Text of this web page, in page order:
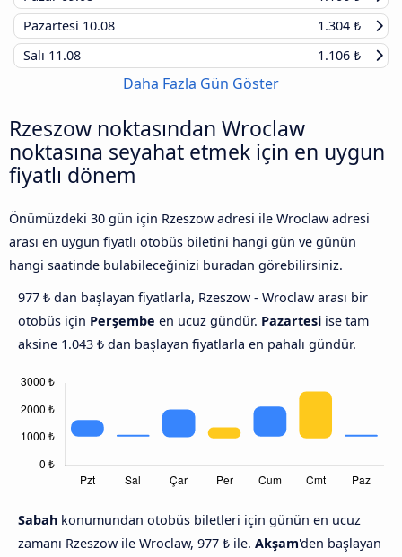
Pazartesi 10.08
1.304 ₺
Salı 11.08 1.106 ₺
Daha Fazla Gün Göster
Rzeszow noktasından Wroclaw
noktasına seyahat etmek için en uygun
fiyatlı dönem
Önümüzdeki 30 gün için Rzeszow adresi ile Wroclaw adresi
arası en uygun fiyatlı otobüs biletini hangi gün ve günün
hangi saatinde bulabileceğinizi buradan görebilirsiniz.
977 ₺ dan başlayan fiyatlarla, Rzeszow - Wroclaw arası bir
otobüs için Perşembe en ucuz gündür. Pazartesi ise tam
aksine 1.043 ₺ dan başlayan fiyatlarla en pahalı gündür.
Sabah konumundan otobüs biletleri için günün en ucuz
zamanı Rzeszow ile Wroclaw, 977 ₺ ile. Akşam'den başlayan